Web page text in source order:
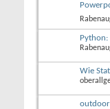
Wie